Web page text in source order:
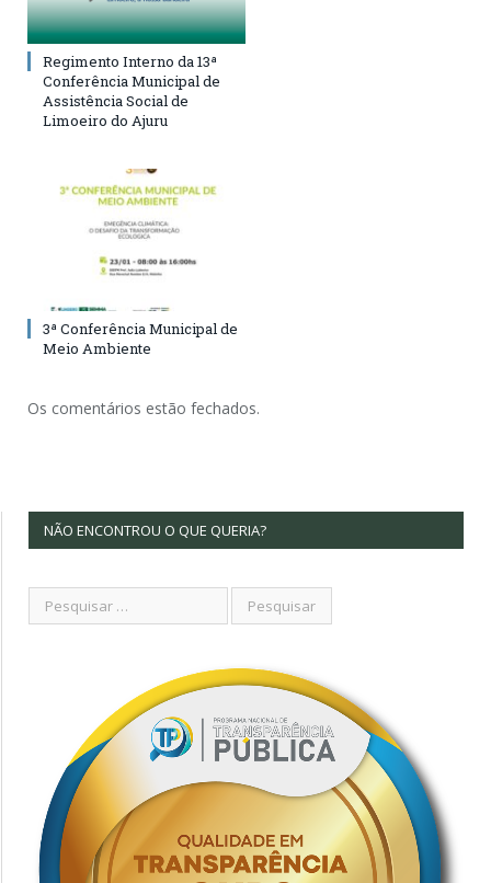
Regimento Interno da 13ª
Conferência Municipal de
Assistência Social de
Limoeiro do Ajuru
3ª Conferência Municipal de
Meio Ambiente
Os comentários estão fechados.
NÃO ENCONTROU O QUE QUERIA?